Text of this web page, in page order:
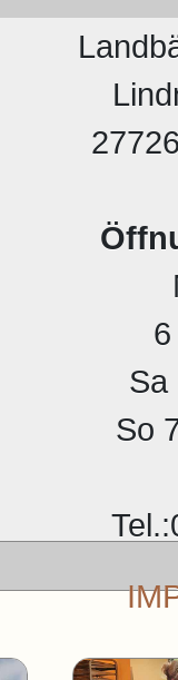
Sa
So